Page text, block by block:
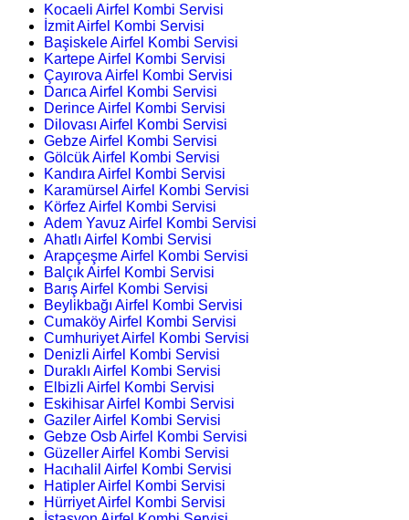
Kocaeli Airfel Kombi Servisi
İzmit Airfel Kombi Servisi
Başiskele Airfel Kombi Servisi
Kartepe Airfel Kombi Servisi
Çayırova Airfel Kombi Servisi
Darıca Airfel Kombi Servisi
Derince Airfel Kombi Servisi
Dilovası Airfel Kombi Servisi
Gebze Airfel Kombi Servisi
Gölcük Airfel Kombi Servisi
Kandıra Airfel Kombi Servisi
Karamürsel Airfel Kombi Servisi
Körfez Airfel Kombi Servisi
Adem Yavuz Airfel Kombi Servisi
Ahatlı Airfel Kombi Servisi
Arapçeşme Airfel Kombi Servisi
Balçık Airfel Kombi Servisi
Barış Airfel Kombi Servisi
Beylikbağı Airfel Kombi Servisi
Cumaköy Airfel Kombi Servisi
Cumhuriyet Airfel Kombi Servisi
Denizli Airfel Kombi Servisi
Duraklı Airfel Kombi Servisi
Elbizli Airfel Kombi Servisi
Eskihisar Airfel Kombi Servisi
Gaziler Airfel Kombi Servisi
Gebze Osb Airfel Kombi Servisi
Güzeller Airfel Kombi Servisi
Hacıhalil Airfel Kombi Servisi
Hatipler Airfel Kombi Servisi
Hürriyet Airfel Kombi Servisi